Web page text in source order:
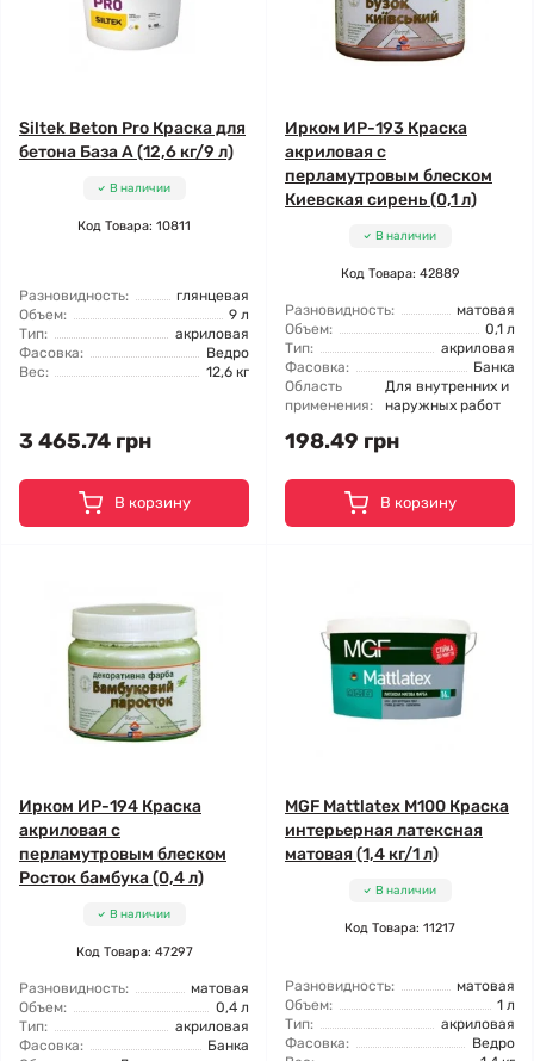
Siltek Beton Pro Краска для
бетона База А (12,6 кг/9 л)
В наличии
Код Товара: 10811
Разновидность:
глянцевая
Объем:
9 л
Тип:
акриловая
Фасовка:
Ведро
Вес:
12,6 кг
3 465.74 грн
В корзину
Ирком ИР-193 Краска
акриловая с
перламутровым блеском
Киевская сирень (0,1 л)
В наличии
Код Товара: 42889
Разновидность:
матовая
Объем:
0,1 л
Тип:
акриловая
Фасовка:
Банка
Область
применения:
Для внутренних и
наружных работ
198.49 грн
В корзину
Ирком ИР-194 Краска
акриловая с
перламутровым блеском
Росток бамбука (0,4 л)
В наличии
Код Товара: 47297
Разновидность:
матовая
Объем:
0,4 л
Тип:
акриловая
Фасовка:
Банка
MGF Mattlatex М100 Краска
интерьерная латексная
матовая (1,4 кг/1 л)
В наличии
Код Товара: 11217
Разновидность:
матовая
Объем:
1 л
Тип:
акриловая
Фасовка:
Ведро